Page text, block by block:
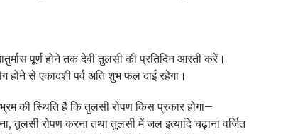
पूर्ण होने तक देवी तुलसी की प्रतिदिन आरती करें।
होने से एकादशी पर्व अति शुभ फल दाई रहेगा।
की स्थिति है कि तुलसी रोपण किस प्रकार होगा–
तुलसी रोपण करना तथा तुलसी में जल इत्यादि चढ़ाना वर्जित